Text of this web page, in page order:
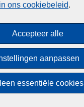
ons cookiebeleid.
Accepteer alle
aanpassen
essentiële cookies
Privacy
Toegankelijkheid
© 2026 Politie.be